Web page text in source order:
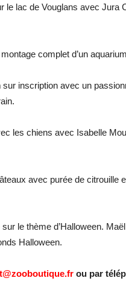
le lac de Vouglans avec Jura
complet d’un
inscription avec un
les chiens avec Isabelle
avec purée de citrouille
le thème d’Halloween.
Halloween.
ou par